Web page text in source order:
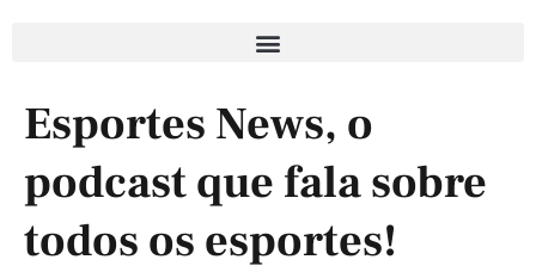
Esportes News, o
podcast que fala sobre
todos os esportes!